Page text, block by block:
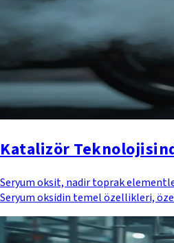
Katalizör
Seryum oksit, nadir toprak
Seryum oksidin temel özellikleri,